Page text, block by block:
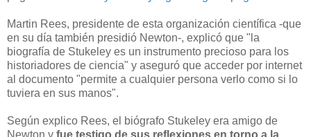
Martin Rees, presidente de esta organización científica -que
en su día también presidió Newton-, explicó que "la
biografía de Stukeley es un instrumento precioso para los
historiadores de ciencia" y aseguró que acceder por internet
al documento "permite a cualquier persona verlo como si lo
tuviera en sus manos".
Según explico Rees, el biógrafo Stukeley era amigo de